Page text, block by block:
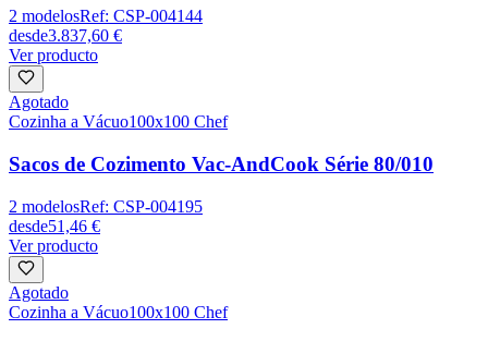
2 modelosRef: CSP-004144
desde3.837,60 €
Ver producto
Agotado
Cozinha a Vácuo100x100 Chef
Sacos de Cozimento Vac-AndCook Série 80/010
2 modelosRef: CSP-004195
desde51,46 €
Ver producto
Agotado
Cozinha a Vácuo100x100 Chef